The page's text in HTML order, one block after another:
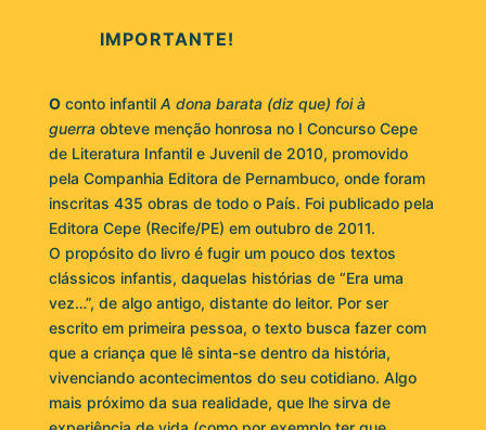
IMPORTANTE!
Oconto infantil A dona barata (diz que) foi à
guerraobteve menção honrosa no I Concurso Cepe
de Literatura Infantil e Juvenil de 2010, promovido
pela Companhia Editora de Pernambuco, onde foram
inscritas 435 obras de todo o País. Foi publicado pela
Editora Cepe (Recife/PE) em outubro de 2011.
O propósito do livro é fugir um pouco dos textos
clássicos infantis, daquelas histórias de “Era uma
vez…”, de algo antigo, distante do leitor. Por ser
escrito em primeira pessoa, o texto busca fazer com
que a criança que lê sinta-se dentro da história,
vivenciando acontecimentos do seu cotidiano. Algo
mais próximo da sua realidade, que lhe sirva de